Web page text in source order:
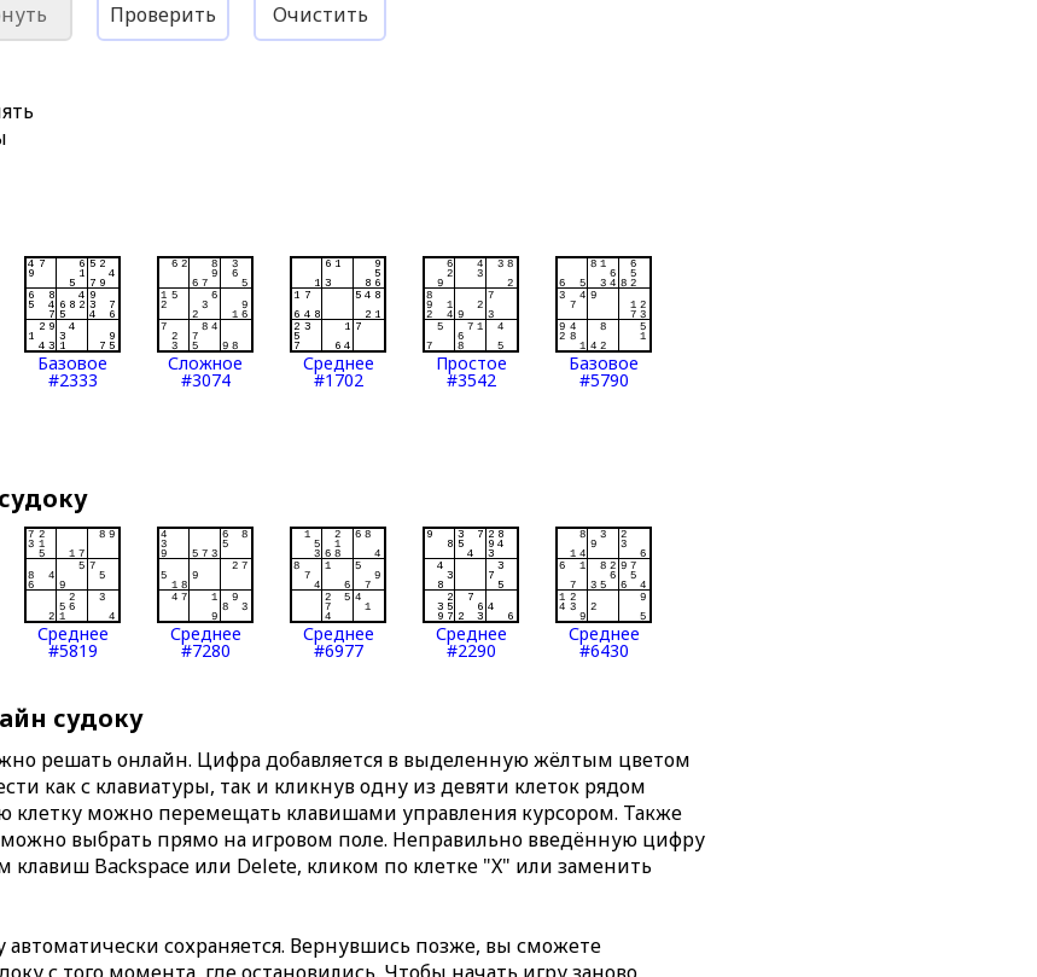
Проверить Очистить
Базовое
#2333
Сложное
#3074
Среднее
#1702
Простое
#3542
Базовое
#5790
Среднее
#5819
Среднее
#7280
Среднее
#6977
Среднее
#2290
Среднее
#6430
судоку
решать онлайн. Цифра добавляется в выделенную жёлтым цветом
как с клавиатуры, так и кликнув одну из девяти клеток рядом
клетку можно перемещать клавишами управления курсором. Также
выбрать прямо на игровом поле. Неправильно введённую цифру
Backspace или Delete, кликом по клетке "X" или заменить
сохраняется. Вернувшись позже, вы сможете